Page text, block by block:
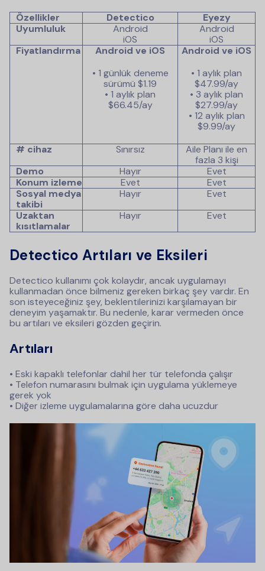
Özellikler Detectico
Eyezy
Uyumluluk
Android
iOS
Android
iOS
Fiyatlandırma
Android ve iOS
• 1 günlük deneme
sürümü $1.19
• 1 aylık plan
$66.45/ay
Android ve iOS
• 1 aylık plan
$47.99/ay
• 3 aylık plan
$27.99/ay
• 12 aylık plan
$9.99/ay
# cihaz
Sınırsız
Aile Planı ile en
fazla 3 kişi
Demo
Hayır
Evet
Konum izleme
Evet
Evet
Sosyal medya
takibi
Hayır
Evet
Uzaktan
kısıtlamalar
Hayır Evet
Detectico Artıları ve Eksileri
Detectico kullanımı çok kolaydır, ancak uygulamayı
kullanmadan önce bilmeniz gereken birkaç şey vardır. En
son isteyeceğiniz şey, beklentilerinizi karşılamayan bir
deneyim yaşamaktır. Bu nedenle, karar vermeden önce
bu artıları ve eksileri gözden geçirin.
Artıları
• Eski kapaklı telefonlar dahil her tür telefonda çalışır
• Telefon numarasını bulmak için uygulama yüklemeye
gerek yok
• Diğer izleme uygulamalarına göre daha ucuzdur